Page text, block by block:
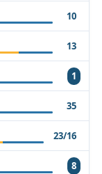
10
13
1
35
23/16
8